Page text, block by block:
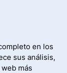
en los
sus análisis,
más